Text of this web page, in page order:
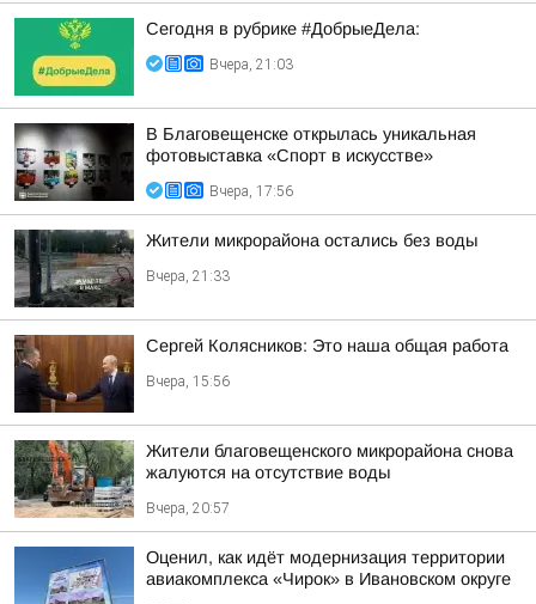
Сегодня в рубрике #ДобрыеДела:
Вчера, 21:03
В Благовещенске открылась уникальная
фотовыставка «Спорт в искусстве»
Вчера, 17:56
Жители микрорайона остались без воды
Вчера, 21:33
Сергей Колясников: Это наша общая работа
Вчера, 15:56
Жители благовещенского микрорайона снова
жалуются на отсутствие воды
Вчера, 20:57
Оценил, как идёт модернизация территории
авиакомплекса «Чирок» в Ивановском округе